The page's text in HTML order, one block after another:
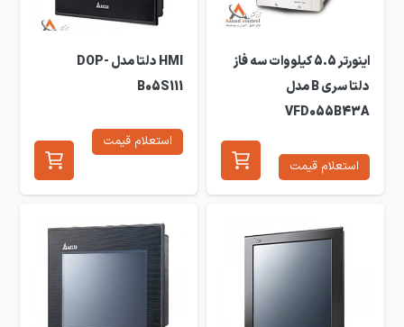
اینورتر 5.5 کیلووات سه فاز
دلتا سری B مدل
VFD055B43A
استعلام قیمت
HMI دلتا مدل DOP-
B05S111
استعلام قیمت